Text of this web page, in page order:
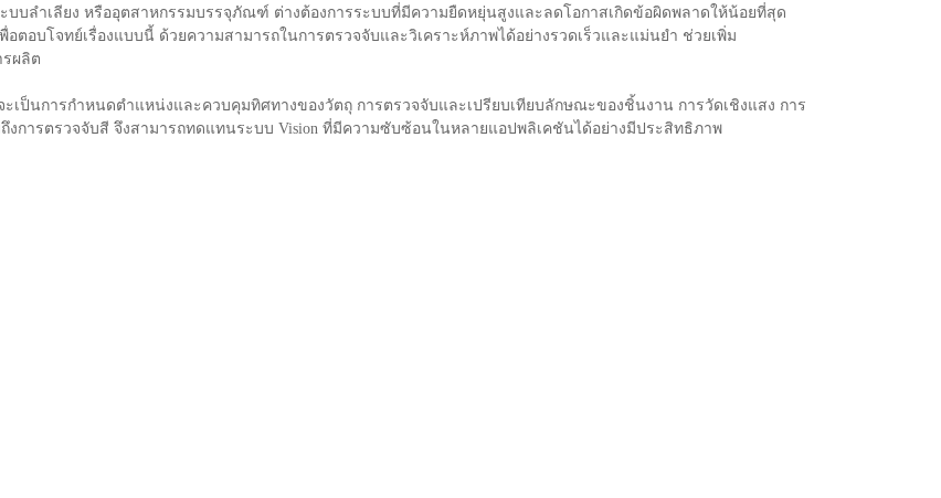
บบลำเลียง หรืออุตสาหกรรมบรรจุภัณฑ์ ต่างต้องการระบบที่มีความยืดหยุ่นสูงและลดโอกาสเกิดข้อผิดพลาดให้น้อยที่สุด
อตอบโจทย์เรื่องแบบนี้ ด้วยความสามารถในการตรวจจับและวิเคราะห์ภาพได้อย่างรวดเร็วและแม่นยำ ช่วยเพิ่ม
ผลิต
จะเป็นการกำหนดตำแหน่งและควบคุมทิศทางของวัตถุ การตรวจจับและเปรียบเทียบลักษณะของชิ้นงาน การวัดเชิงแสง การ
งการตรวจจับสี จึงสามารถทดแทนระบบ Vision ที่มีความซับซ้อนในหลายแอปพลิเคชันได้อย่างมีประสิทธิภาพ